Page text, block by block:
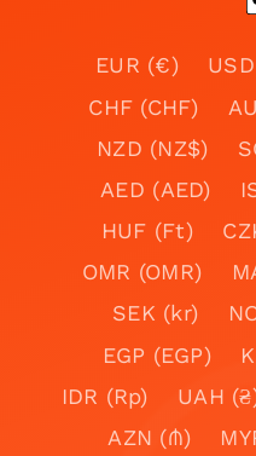
EUR (€)
CHF (CHF)
NZD (NZ$)
AED (AED)
HUF (Ft)
OMR (OMR)
SEK (kr)
EGP (EGP)
IDR (Rp)
UAH
AZN (₼)